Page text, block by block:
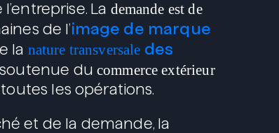
La demande est de
de l’image de marque
la nature transversale des
du commerce extérieur
les opérations.
et de la demande, la